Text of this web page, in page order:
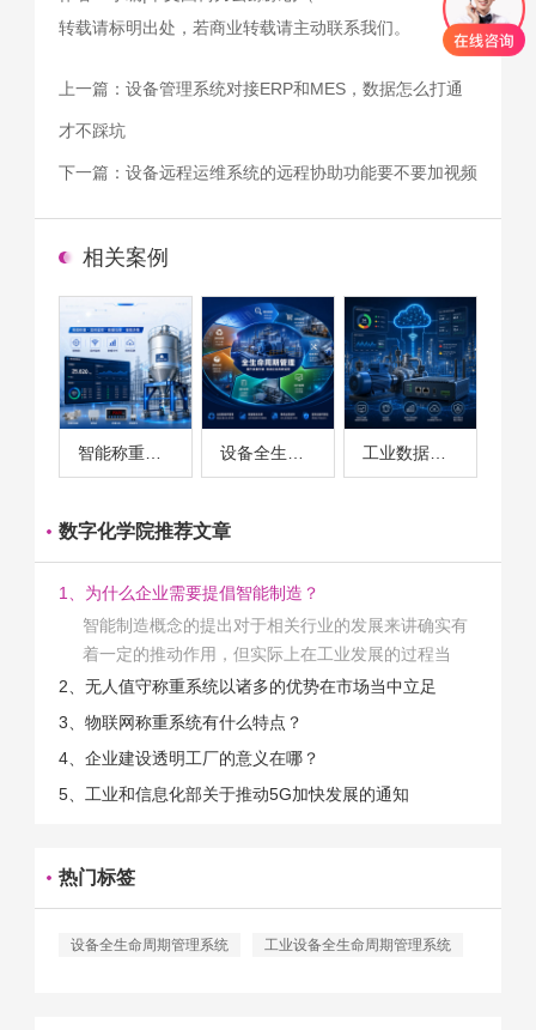
转载请标明出处，若商业转载请主动联系我们。
上一篇： 设备管理系统对接ERP和MES，数据怎么打通
才不踩坑
下一篇： 设备远程运维系统的远程协助功能要不要加视频
相关案例
智能称重系统案例 工业数据采集与设备监控案例
数字化学院推荐文章
1、为什么企业需要提倡智能制造？
智能制造概念的提出对于相关行业的发展来讲确实有
着一定的推动作用，但实际上在工业发展的过程当
中，能够推动相关产业发展的具体结束是非常的多
的。那么为什么企业一定需要...
2、无人值守称重系统以诸多的优势在市场当中立足
3、物联网称重系统有什么特点？
4、企业建设透明工厂的意义在哪？
5、工业和信息化部关于推动5G加快发展的通知
热门标签
设备全生命周期管理系统 工业设备全生命周期管理系统